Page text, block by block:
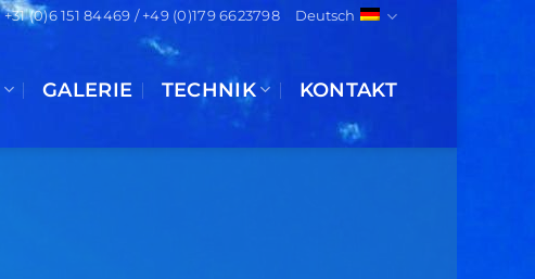
+31 (0)6 151 84469 / +49 (0)179 6623798 Deutsch
GALERIE TECHNIK KONTAKT